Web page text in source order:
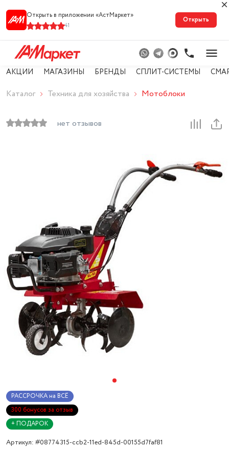
Открыть в приложении «АстМарке‪т‬»
41
Открыть
АКЦИИ МАГАЗИНЫ БРЕНДЫ СПЛИТ-СИСТЕМЫ
Каталог Техника для хозяйства Мотоблоки
нет отзывов
РАССРОЧКА на ВСЁ
300 бонусов за отзыв
+ ПОДАРОК
Артикул: #08774315-ccb2-11ed-845d-00155d7faf81